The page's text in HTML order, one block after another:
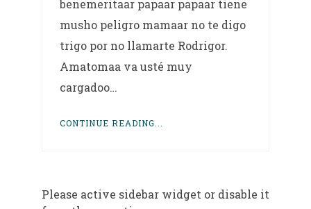
benemeritaar papaar papaar tiene
musho peligro mamaar no te digo
trigo por no llamarte Rodrigor.
Amatomaa va usté muy
cargadoo…
CONTINUE READING...
Please active sidebar widget or disable it